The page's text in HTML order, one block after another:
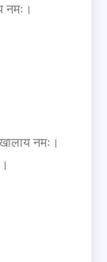
नमः।
नमः।